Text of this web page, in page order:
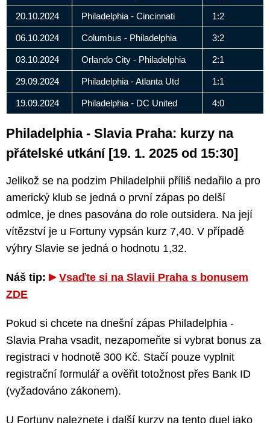
20.10.2024 Philadelphia - Cincinnati 1:2
06.10.2024 Columbus - Philadelphia 3:2
03.10.2024 Orlando City - Philadelphia 2:1
29.09.2024 Philadelphia - Atlanta Utd 1:1
19.09.2024 Philadelphia - DC United 4:0
Philadelphia - Slavia Praha: kurzy na
přátelské utkání [19. 1. 2025 od 15:30]
Jelikož se na podzim Philadelphii příliš nedařilo a pro
americký klub se jedná o první zápas po delší
odmlce, je dnes pasována do role outsidera. Na její
vítězství je u Fortuny vypsán kurz 7,40. V případě
výhry Slavie se jedná o hodnotu 1,32.
Náš tip:
Vsaďte si na Slavii Praha s bonusem
ZDE
Pokud si chcete na dnešní zápas Philadelphia -
Slavia Praha vsadit, nezapomeňte si vybrat bonus za
registraci v hodnotě 300 Kč. Stačí pouze vyplnit
registrační formulář a ověřit totožnost přes Bank ID
(vyžadováno zákonem).
U Fortuny naleznete i další kurzy na tento duel jako